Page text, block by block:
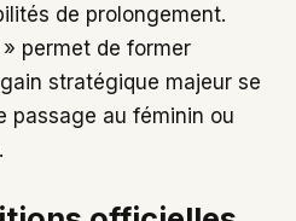
de prolongement.
» permet de former
stratégique majeur se
passage au féminin ou